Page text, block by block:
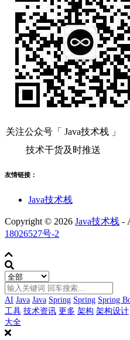
关注公众号「 Java技术栈 」
技术干货及时推送
友情链接：
Java技术栈
Copyright © 2026 Java技术栈 -
18026527号-2
AI Java Java Spring Spring Spring
工具 技术资讯 更多 架构 架构设计
大全